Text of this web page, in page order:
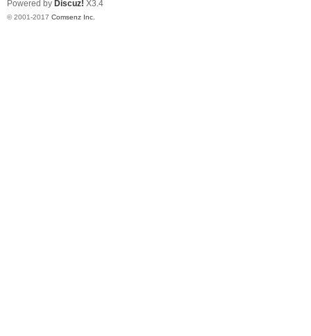
Powered by Discuz! X3.4
© 2001-2017 Comsenz Inc.